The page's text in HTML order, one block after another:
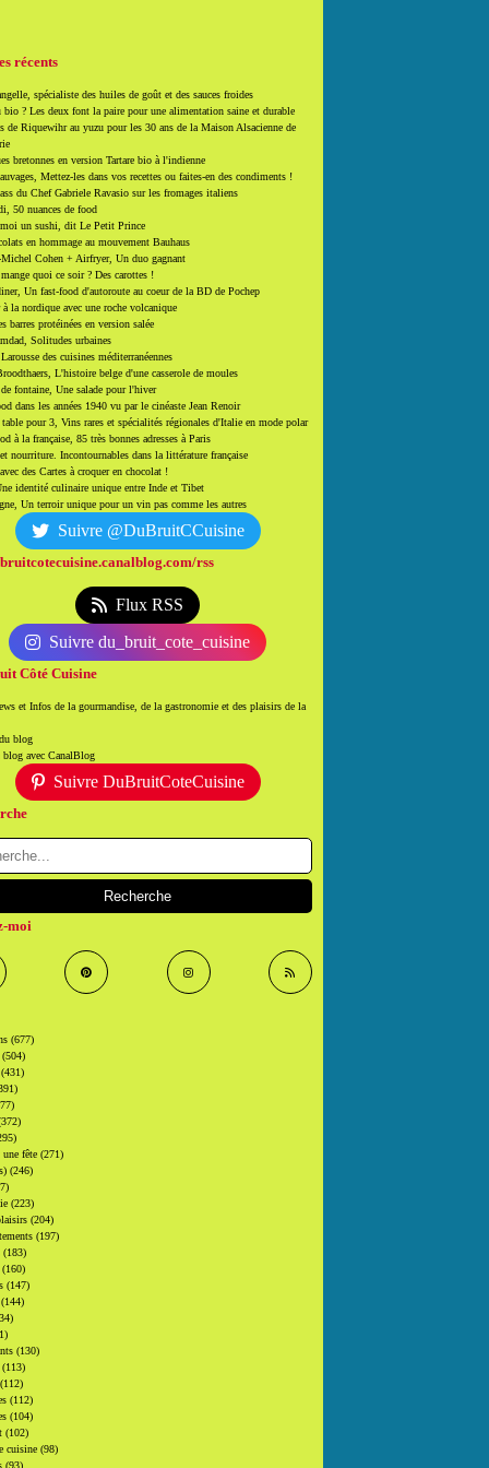
récents
spécialiste des huiles de goût et des sauces froides
bio ? Les deux font la paire pour une alimentation saine et durable
de Riquewihr au yuzu pour les 30 ans de la Maison Alsacienne de
bretonnes en version Tartare bio à l'indienne
Mettez-les dans vos recettes ou faites-en des condiments !
du Chef Gabriele Ravasio sur les fromages italiens
50 nuances de food
moi un sushi, dit Le Petit Prince
en hommage au mouvement Bauhaus
Michel Cohen + Airfryer, Un duo gagnant
quoi ce soir ? Des carottes !
Un fast-food d'autoroute au coeur de la BD de Pochep
la nordique avec une roche volcanique
barres protéinées en version salée
Solitudes urbaines
des cuisines méditerranéennes
L'histoire belge d'une casserole de moules
fontaine, Une salade pour l'hiver
dans les années 1940 vu par le cinéaste Jean Renoir
pour 3, Vins rares et spécialités régionales d'Italie en mode polar
à la française, 85 très bonnes adresses à Paris
nourriture. Incontournables dans la littérature française
des Cartes à croquer en chocolat !
identité culinaire unique entre Inde et Tibet
Un terroir unique pour un vin pas comme les autres
Suivre @DuBruitCCuisine
rss
Flux RSS
Suivre du_bruit_cote_cuisine
Côté Cuisine
et Infos de la gourmandise, de la gastronomie et des plaisirs de la
blog
blog avec CanalBlog
Suivre DuBruitCoteCuisine
moi
(677)
(504)
(431)
une fête (271)
(246)
(223)
(204)
(197)
(183)
(160)
(147)
(144)
(130)
(113)
(112)
(112)
(104)
(102)
cuisine (98)
(93)